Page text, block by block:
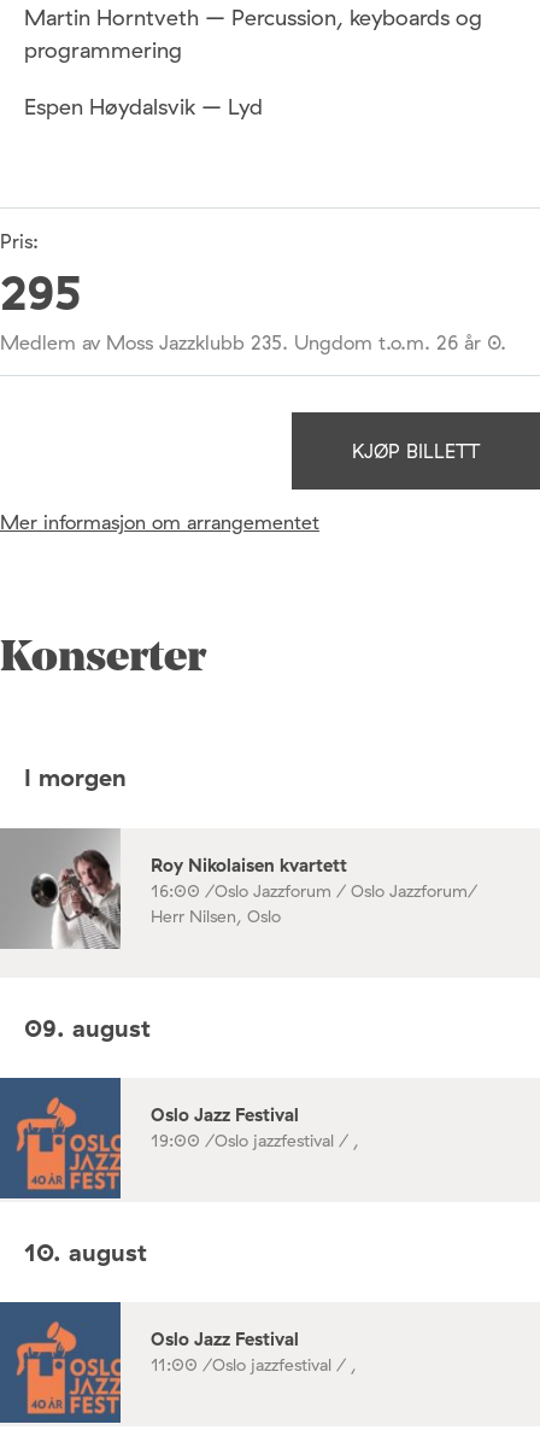
Martin Horntveth – Percussion, keyboards og
programmering
Espen Høydalsvik – Lyd
Pris:
295
Medlem av Moss Jazzklubb 235. Ungdom t.o.m. 26 år 0.
KJØP BILLETT
Mer informasjon om arrangementet
Konserter
I morgen
Roy Nikolaisen kvartett
16:00 /Oslo Jazzforum / Oslo Jazzforum/
Herr Nilsen, Oslo
09. august
Oslo Jazz Festival
19:00 /Oslo jazzfestival / ,
10. august
Oslo Jazz Festival
11:00 /Oslo jazzfestival / ,